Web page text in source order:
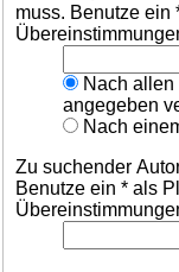
muss. Benutze ein
Nach
angegeben
Nach
Zu suchender
Benutze ein * als